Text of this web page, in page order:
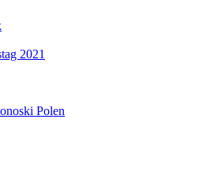
2021
Polen